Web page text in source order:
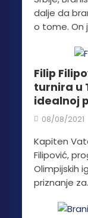
dalje da
o tome. On
Filip
turnira u
idealnoj
08/08/2021
Kapiten
Filipović,
Olimpijskih
priznanje